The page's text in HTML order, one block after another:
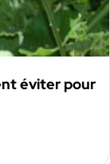
éviter pour